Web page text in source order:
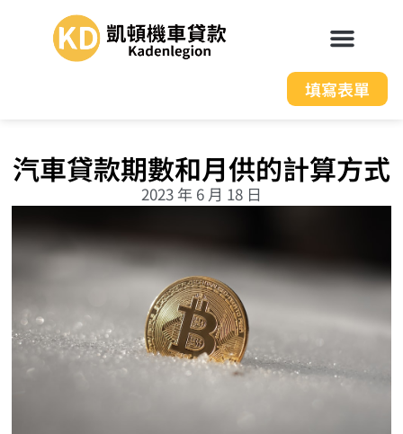
填寫表單
汽車貸款期數和月供的計算方式
2023 年 6 月 18 日